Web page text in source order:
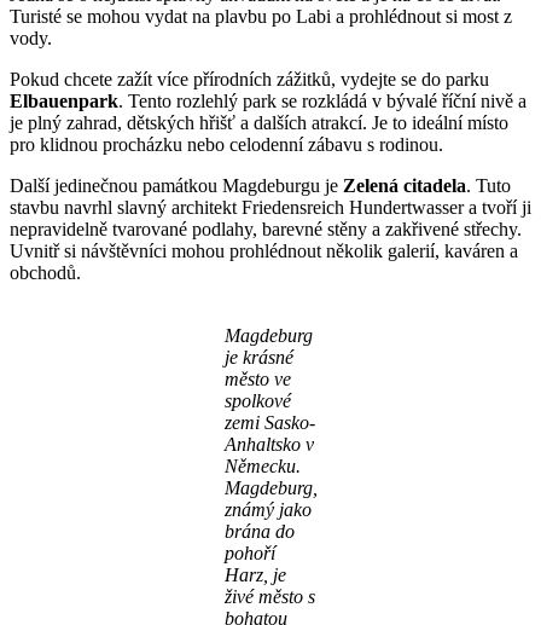
Turisté se mohou vydat na plavbu po Labi a prohlédnout si most z
vody.
Pokud chcete zažít více přírodních zážitků, vydejte se do parku
Elbauenpark. Tento rozlehlý park se rozkládá v bývalé říční nivě a
je plný zahrad, dětských hřišť a dalších atrakcí. Je to ideální místo
pro klidnou procházku nebo celodenní zábavu s rodinou.
Další jedinečnou památkou Magdeburgu je Zelená citadela. Tuto
stavbu navrhl slavný architekt Friedensreich Hundertwasser a tvoří ji
nepravidelně tvarované podlahy, barevné stěny a zakřivené střechy.
Uvnitř si návštěvníci mohou prohlédnout několik galerií, kaváren a
obchodů.
Magdeburg
je krásné
město ve
spolkové
zemi Sasko-
Anhaltsko v
Německu.
Magdeburg,
známý jako
brána do
pohoří
Harz, je
živé město s
bohatou